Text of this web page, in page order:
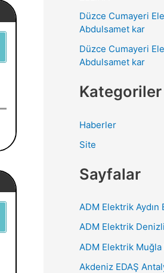
Düzce Cumayeri
Abdulsamet kar
Düzce Cumayeri
Abdulsamet kar
Kategoriler
Haberler
Site
Sayfalar
ADM Elektrik
ADM Elektrik
ADM Elektrik
Akdeniz EDAŞ